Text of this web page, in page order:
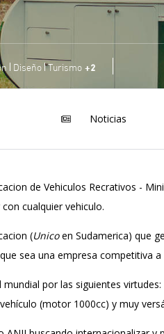
Diseño Turismo +2
Noticias
de Vehiculos Recrativos -
cualquier vehiculo.
(Unicoen Sudamerica) que
sea una empresa competitiva a
por las siguientes
(motor 1000cc) y muy